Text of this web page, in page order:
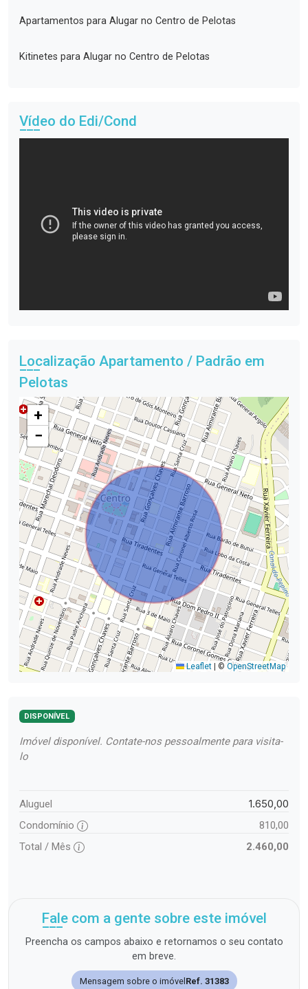
Apartamentos para Alugar no Centro de Pelotas
Kitinetes para Alugar no Centro de Pelotas
Vídeo do Edi/Cond
Localização Apartamento / Padrão em
Pelotas
+
−
Leaflet © OpenStreetMap
DISPONÍVEL
Imóvel disponível. Contate-nos pessoalmente para visita-
lo
Aluguel 1.650,00
Condomínio
810,00
Total / Mês
2.460,00
Fale com a gente sobre este imóvel
Preencha os campos abaixo e retornamos o seu contato
em breve.
Mensagem sobre o imóvel Ref. 31383